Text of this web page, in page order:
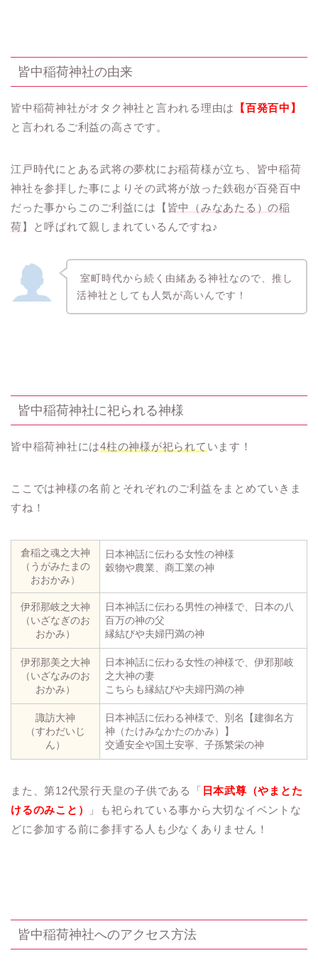
皆中稲荷神社の由来
皆中稲荷神社がオタク神社と言われる理由は
【百発百中】
と言われるご利益の高さです。
江戸時代にとある武将の夢枕にお稲荷様が立ち、皆中稲荷
神社を参拝した事によりその武将が放った鉄砲が百発百中
だった事からこのご利益には【 皆中（みなあたる）の稲
荷】と呼ばれて親しまれているんですね♪
室町時代から続く由緒ある神社なので、推し
活神社としても人気が高いんです！
皆中稲荷神社に祀られる神様
皆中稲荷神社には4柱の神様が祀られて います！
ここでは神様の名前とそれぞれのご利益をまとめていきま
すね！
倉稲之魂之大神
（うがみたまの
おおかみ）
日本神話に伝わる女性の神様
穀物や農業、商工業の神
伊邪那岐之大神
（いざなぎのお
おかみ）
日本神話に伝わる男性の神様で、日本の八
百万の神の父
縁結びや夫婦円満の神
伊邪那美之大神
（いざなみのお
おかみ）
日本神話に伝わる女性の神様で、伊邪那岐
之大神の妻
こちらも縁結びや夫婦円満の神
諏訪大神
（すわだいじ
ん）
日本神話に伝わる神様で、別名【建御名方
神（たけみなかたのかみ）】
交通安全や国土安寧、子孫繁栄の神
また、第12代景行天皇の子供である「 日本武尊（やまとた
けるのみこと）
」も祀られている事から大切なイベントな
どに参加する前に参拝する人も少なくありません！
皆中稲荷神社へのアクセス方法